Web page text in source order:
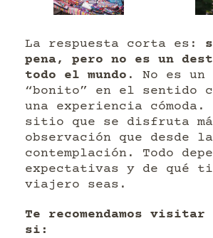
La respuesta corta es:
pena, pero no es un
todo el mundo . No es un
“bonito” en el sentido
una experiencia cómoda.
sitio que se disfruta
observación que desde la
contemplación. Todo
expectativas y de qué
viajero seas.
Te recomendamos visitar
si: